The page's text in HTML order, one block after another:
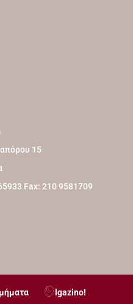
15
Fax: 210 9581709
lgazino!